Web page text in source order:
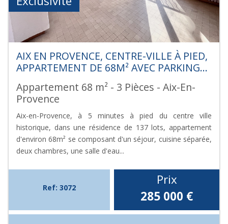
AIX EN PROVENCE, CENTRE-VILLE À PIED,
APPARTEMENT DE 68M² AVEC PARKING...
Appartement 68 m² - 3 Pièces - Aix-En-
Provence
Aix-en-Provence, à 5 minutes à pied du centre ville
historique, dans une résidence de 137 lots, appartement
d'environ 68m² se composant d'un séjour, cuisine séparée,
deux chambres, une salle d'eau...
Ref: 3072
Prix
285 000 €